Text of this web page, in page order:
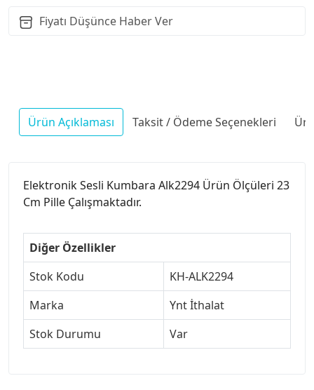
Fiyatı Düşünce Haber Ver
Ürün Açıklaması Taksit / Ödeme Seçenekleri
Elektronik Sesli Kumbara Alk2294 Ürün Ölçüleri 23
Cm Pille Çalışmaktadır.
Diğer Özellikler
Stok Kodu
KH-ALK2294
Marka
Ynt İthalat
Stok Durumu
Var